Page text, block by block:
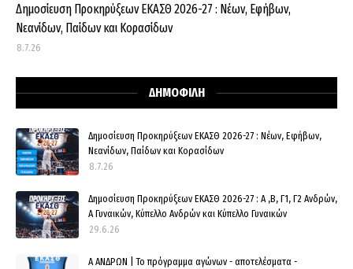
Δημοσίευση Προκηρύξεων ΕΚΑΣΘ 2026-27 : Νέων, Εφήβων,
Νεανίδων, Παίδων και Κορασίδων
8.7.26
ΔΗΜΟΦΙΛΗ
Δημοσίευση Προκηρύξεων ΕΚΑΣΘ 2026-27 : Νέων, Εφήβων,
Νεανίδων, Παίδων και Κορασίδων
8.7.26
Δημοσίευση Προκηρύξεων ΕΚΑΣΘ 2026-27 : Α ,Β, Γ1, Γ2 Ανδρών,
Α Γυναικών, Κύπελλο Ανδρών και Κύπελλο Γυναικών
29.6.26
Α ΑΝΔΡΩΝ | Το πρόγραμμα αγώνων - αποτελέσματα -